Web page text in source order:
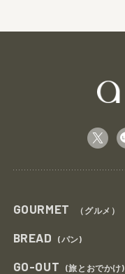
GOURMET （グルメ）
BREAD (パン)
GO-OUT (旅とおでかけ)